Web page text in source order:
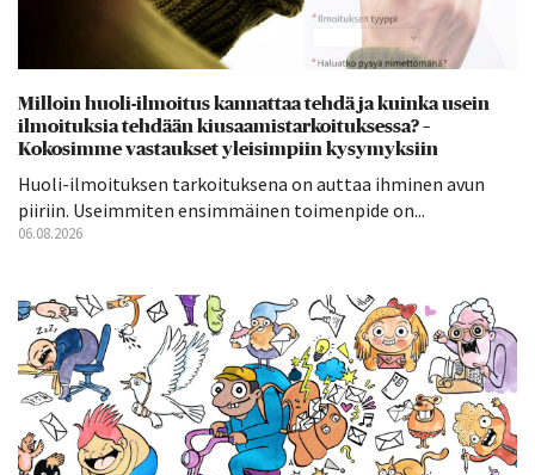
Milloin huoli-ilmoitus kannattaa tehdä ja kuinka usein
ilmoituksia tehdään kiusaamistarkoituksessa? –
Kokosimme vastaukset yleisimpiin kysymyksiin
Huoli-ilmoituksen tarkoituksena on auttaa ihminen avun
piiriin. Useimmiten ensimmäinen toimenpide on...
06.08.2026